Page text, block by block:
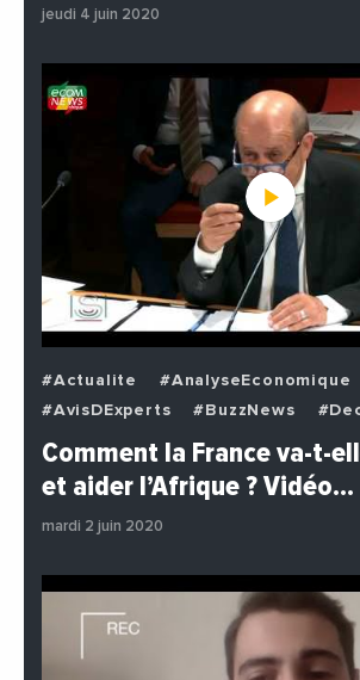
jeudi 4 juin 2020
#Actualite
#AnalyseEconomique
#AvisDExperts
#BuzzNews
#EchangesMediterraneens
#Politique
Comment la France va-t-
et aider l’Afrique ? Vidéo…
mardi 2 juin 2020